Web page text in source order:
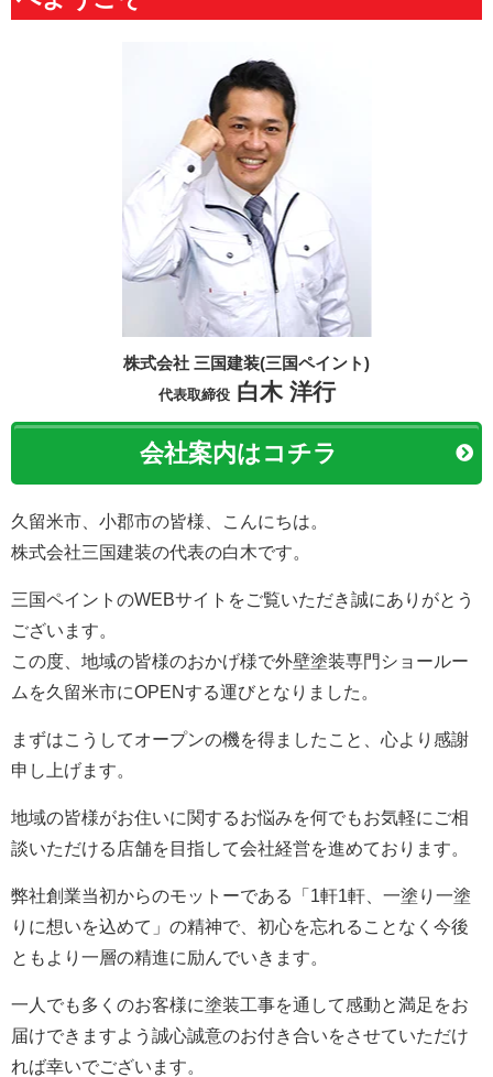
株式会社 三国建装(三国ペイント)
代表取締役白木 洋行
会社案内はコチラ
久留米市、小郡市の皆様、こんにちは。
株式会社三国建装の代表の白木です。
三国ペイントのWEBサイトをご覧いただき誠にありがとう
ございます。
この度、地域の皆様のおかげ様で外壁塗装専門ショールー
ムを久留米市にOPENする運びとなりました。
まずはこうしてオープンの機を得ましたこと、心より感謝
申し上げます。
地域の皆様がお住いに関するお悩みを何でもお気軽にご相
談いただける店舗を目指して会社経営を進めております。
弊社創業当初からのモットーである「1軒1軒、一塗り一塗
りに想いを込めて」の精神で、初心を忘れることなく今後
ともより一層の精進に励んでいきます。
一人でも多くのお客様に塗装工事を通して感動と満足をお
届けできますよう誠心誠意のお付き合いをさせていただけ
れば幸いでございます。